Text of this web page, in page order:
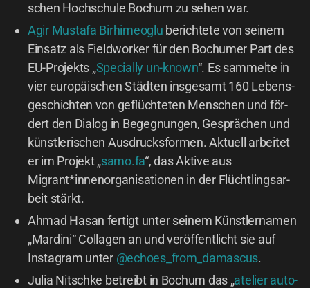
schen Hoch­schu­le Bochum zu sehen war.
Agir Mus­ta­fa Birhi­meog­lu berich­te­te von sei­nem
Ein­satz als Fieldwor­ker für den Bochu­mer Part des
EU-Pro­jekts „Spe­ci­al­ly un-known“. Es sam­mel­te in
vier euro­päi­schen Städ­ten ins­ge­samt 160 Lebens­
ge­schich­ten von geflüch­te­ten Men­schen und för­
dert den Dia­log in Begeg­nun­gen, Gesprä­chen und
künst­le­ri­schen Aus­drucks­for­men. Aktu­ell arbei­tet
er im Pro­jekt „samo.fa“, das Akti­ve aus
Migrant*innenorganisationen in der Flücht­lings­ar­
beit stärkt.
Ahmad Hasan fer­tigt unter sei­nem Künst­ler­na­men
„Mar­di­ni“ Col­la­gen an und ver­öf­fent­licht sie auf
Insta­gram unter @echoes_from_damascus.
Julia Nit­sch­ke betreibt in Bochum das „ate­lier auto­